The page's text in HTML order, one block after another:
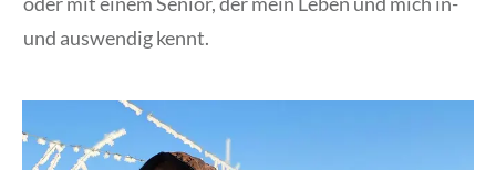
und auswendig kennt.